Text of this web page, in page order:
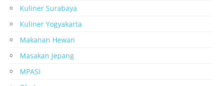
Kuliner Surabaya
Kuliner Yogyakarta
Makanan Hewan
Masakan Jepang
MPASI